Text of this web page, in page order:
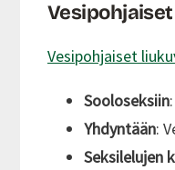
Vesipohjaiset
Sooloseksiin
Yhdyntään:
Seksilelujen